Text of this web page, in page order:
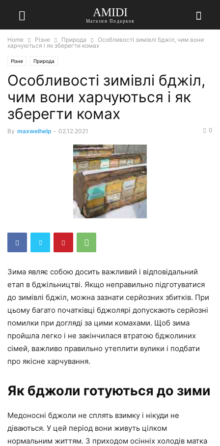
AMIDI
Магазин Подарков
Home Різне Природа
Особливості зимівлі бджіл, чим вони
харчуються і як зберегти комах
Різне Природа
Особливості зимівлі бджіл,
чим вони харчуються і як
зберегти комах
By maxwelhelp - 02.12.2021 0
Зима являє собою досить важливий і відповідальний
етап в бджільництві. Якщо неправильно підготуватися
до зимівлі бджіл, можна зазнати серйозних збитків. При
цьому багато початківці бджолярі допускають серйозні
помилки при догляді за цими комахами. Щоб зима
пройшла легко і не закінчилася втратою бджолиних
сімей, важливо правильно утеплити вулики і подбати
про якісне харчування.
Як бджоли готуються до зими
Медоносні бджоли не сплять взимку і нікуди не
діваються. У цей період вони живуть цілком
нормальним життям. З приходом осінніх холодів матка